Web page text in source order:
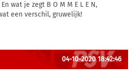
wat je zegt B O M M E L E N,
een verschil, gruwelijk!
04-10-2020 18:42:46